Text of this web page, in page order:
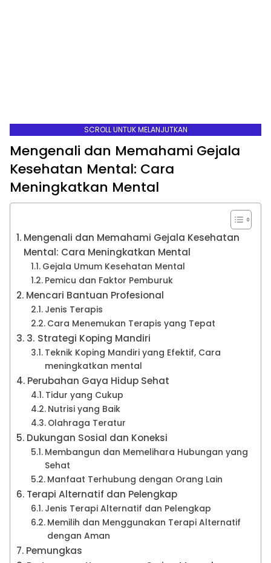
SCROLL UNTUK MELANJUTKAN
Mengenali dan Memahami Gejala
Kesehatan Mental: Cara
Meningkatkan Mental
Mengenali dan Memahami Gejala Kesehatan
Mental: Cara Meningkatkan Mental
Gejala Umum Kesehatan Mental
Pemicu dan Faktor Pemburuk
Mencari Bantuan Profesional
Jenis Terapis
Cara Menemukan Terapis yang Tepat
3. Strategi Koping Mandiri
Teknik Koping Mandiri yang Efektif, Cara
meningkatkan mental
Perubahan Gaya Hidup Sehat
Tidur yang Cukup
Nutrisi yang Baik
Olahraga Teratur
Dukungan Sosial dan Koneksi
Membangun dan Memelihara Hubungan yang
Sehat
Manfaat Terhubung dengan Orang Lain
Terapi Alternatif dan Pelengkap
Jenis Terapi Alternatif dan Pelengkap
Memilih dan Menggunakan Terapi Alternatif
dengan Aman
Pemungkas